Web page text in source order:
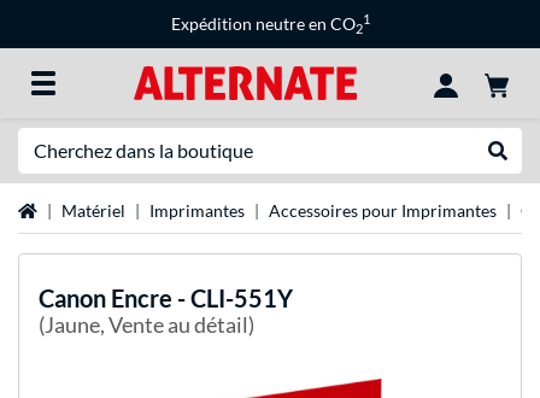
Expédition neutre en CO2
1
Page d'accueil
Matériel Imprimantes Accessoires pour Imprimantes
Canon Encre - CLI-551Y
(Jaune, Vente au détail)